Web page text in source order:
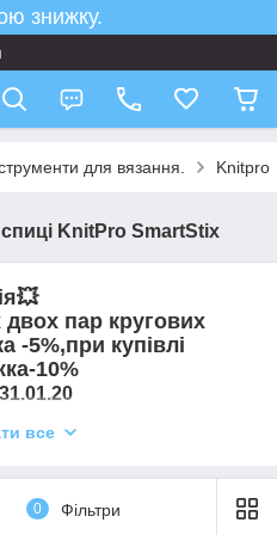
знижку.
для вязання. Knitpro
спиці KnitPro SmartStix
💥
двох пар кругових
-5%,при купівлі
10%
спиці якими можна не тільки
KnitPro SmartStix мають
все
0 Фільтри